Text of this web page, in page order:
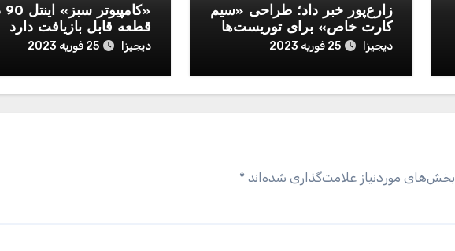
زارع‌پور خبر داد؛ طراحی «سیم
کارت خاص» برای توریست‌ها
دیجیزا 25 فوریه 2023
قطعه قابل‌ بازیافت دارد
دیجیزا 25 فوریه 2023
بخش‌های موردنیاز علامت‌گذاری شده‌اند *